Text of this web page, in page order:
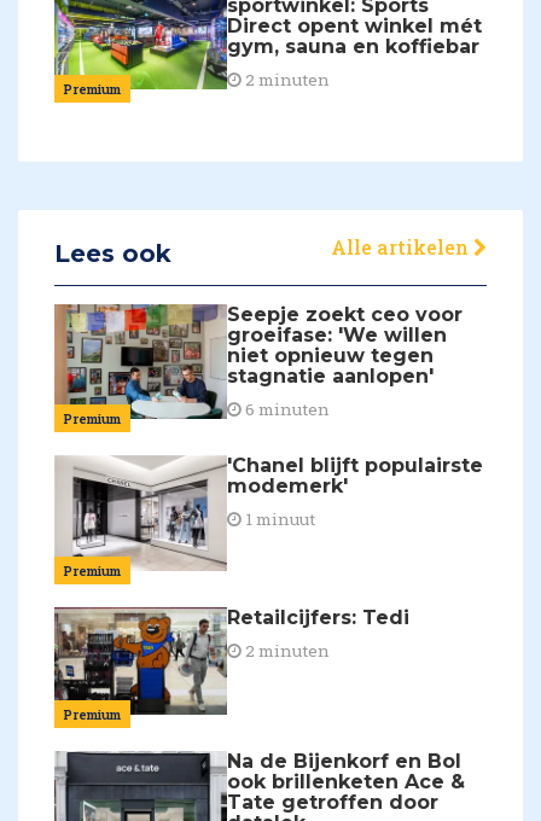
Premium
sportwinkel: Sports
Direct opent winkel mét
gym, sauna en koffiebar
2 minuten
Lees ook Alle artikelen
Premium
Seepje zoekt ceo voor
groeifase: 'We willen
niet opnieuw tegen
stagnatie aanlopen'
6 minuten
Premium
'Chanel blijft populairste
modemerk'
1 minuut
Premium
Retailcijfers: Tedi
2 minuten
Na de Bijenkorf en Bol
ook brillenketen Ace &
Tate getroffen door